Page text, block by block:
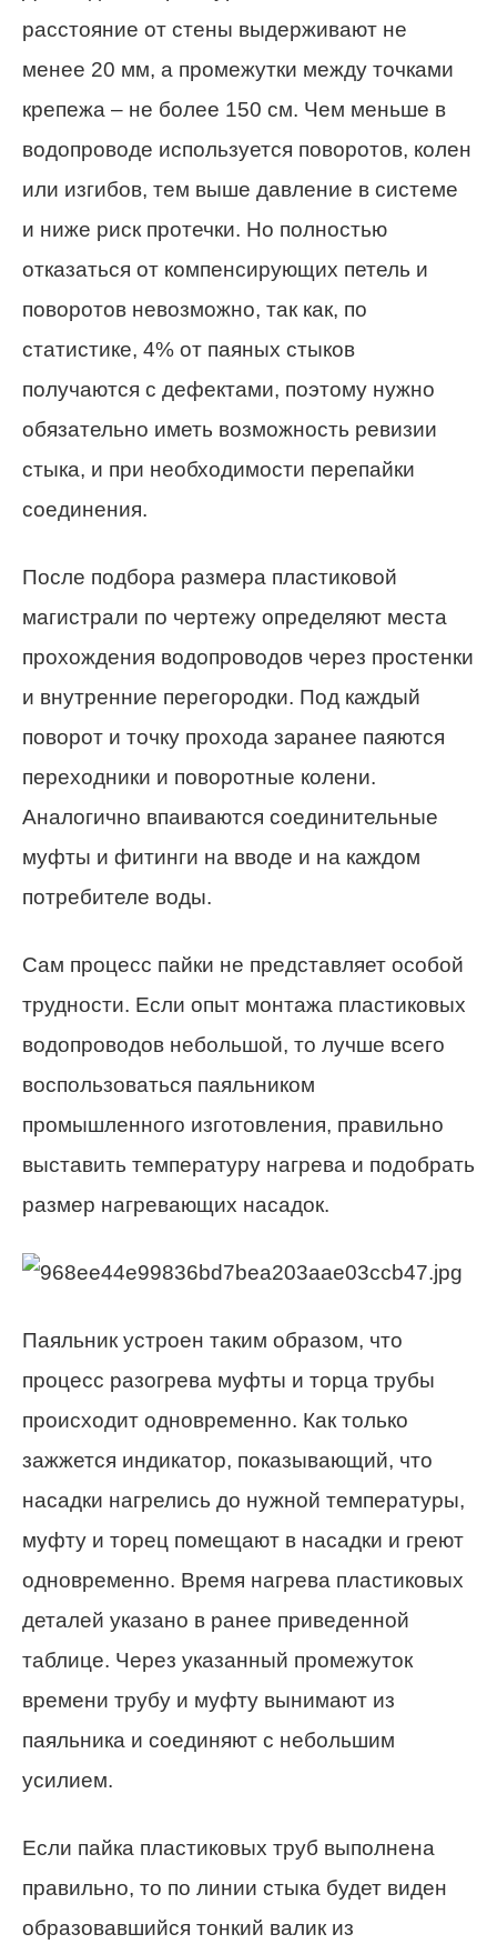
расстояние от стены выдерживают не
менее 20 мм, а промежутки между точками
крепежа – не более 150 см. Чем меньше в
водопроводе используется поворотов, колен
или изгибов, тем выше давление в системе
и ниже риск протечки. Но полностью
отказаться от компенсирующих петель и
поворотов невозможно, так как, по
статистике, 4% от паяных стыков
получаются с дефектами, поэтому нужно
обязательно иметь возможность ревизии
стыка, и при необходимости перепайки
соединения.
После подбора размера пластиковой
магистрали по чертежу определяют места
прохождения водопроводов через простенки
и внутренние перегородки. Под каждый
поворот и точку прохода заранее паяются
переходники и поворотные колени.
Аналогично впаиваются соединительные
муфты и фитинги на вводе и на каждом
потребителе воды.
Сам процесс пайки не представляет особой
трудности. Если опыт монтажа пластиковых
водопроводов небольшой, то лучше всего
воспользоваться паяльником
промышленного изготовления, правильно
выставить температуру нагрева и подобрать
размер нагревающих насадок.
Паяльник устроен таким образом, что
процесс разогрева муфты и торца трубы
происходит одновременно. Как только
зажжется индикатор, показывающий, что
насадки нагрелись до нужной температуры,
муфту и торец помещают в насадки и греют
одновременно. Время нагрева пластиковых
деталей указано в ранее приведенной
таблице. Через указанный промежуток
времени трубу и муфту вынимают из
паяльника и соединяют с небольшим
усилием.
Если пайка пластиковых труб выполнена
правильно, то по линии стыка будет виден
образовавшийся тонкий валик из